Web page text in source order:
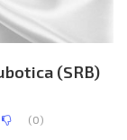
(SRB)
(0)